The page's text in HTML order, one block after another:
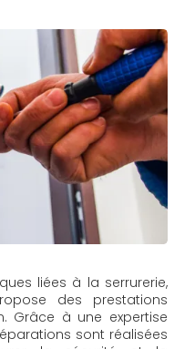
liées à la serrurerie,
des prestations
Grâce à une expertise
sont réalisées